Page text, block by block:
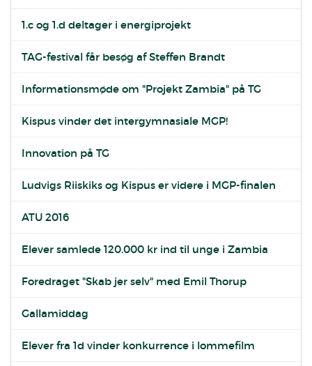
1.c og 1.d deltager i energiprojekt
TAG-festival får besøg af Steffen Brandt
Informationsmøde om "Projekt Zambia" på TG
Kispus vinder det intergymnasiale MGP!
Innovation på TG
Ludvigs Riiskiks og Kispus er videre i MGP-finalen
ATU 2016
Elever samlede 120.000 kr ind til unge i Zambia
Foredraget "Skab jer selv" med Emil Thorup
Gallamiddag
Elever fra 1d vinder konkurrence i lommefilm